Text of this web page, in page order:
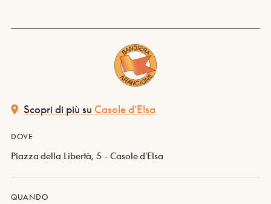
Scopri di più su Casole d’Elsa
DOVE
Piazza della Libertà, 5 - Casole d'Elsa
QUANDO